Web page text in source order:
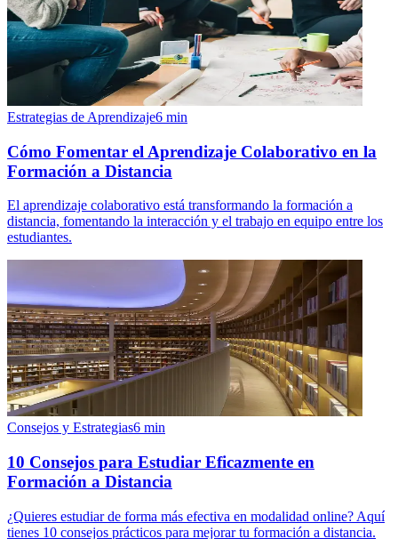
Estrategias de Aprendizaje6 min
Cómo Fomentar el Aprendizaje Colaborativo en la
Formación a Distancia
El aprendizaje colaborativo está transformando la formación a
distancia, fomentando la interacción y el trabajo en equipo entre los
estudiantes.
Consejos y Estrategias6 min
10 Consejos para Estudiar Eficazmente en
Formación a Distancia
¿Quieres estudiar de forma más efectiva en modalidad online? Aquí
tienes 10 consejos prácticos para mejorar tu formación a distancia.